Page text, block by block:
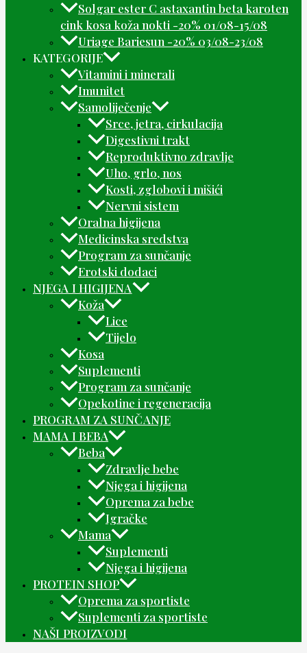
Solgar ester C astaxantin beta karoten
cink kosa koža nokti -20% 01/08-15/08
Uriage Bariesun -20% 03/08-23/08
KATEGORIJE
Vitamini i minerali
Imunitet
Samoliječenje
Srce, jetra, cirkulacija
Digestivni trakt
Reproduktivno zdravlje
Uho, grlo, nos
Kosti, zglobovi i mišići
Nervni sistem
Oralna higijena
Medicinska sredstva
Program za sunčanje
Erotski dodaci
NJEGA I HIGIJENA
Koža
Lice
Tijelo
Kosa
Suplementi
Program za sunčanje
Opekotine i regeneracija
PROGRAM ZA SUNČANJE
MAMA I BEBA
Beba
Zdravlje bebe
Njega i higijena
Oprema za bebe
Igračke
Mama
Suplementi
Njega i higijena
PROTEIN SHOP
Oprema za sportiste
Suplementi za sportiste
NAŠI PROIZVODI